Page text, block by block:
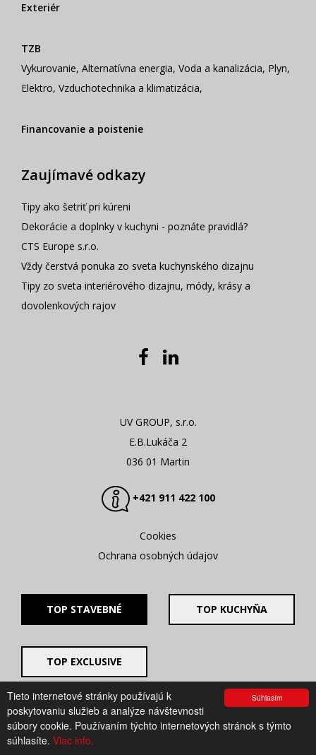
Súhlasím
Tieto internetové stránky používajú k
poskytovaniu služieb a analýze návštevnosti
súbory cookie. Používaním týchto internetových stránok s týmto
súhlasíte. Viac info.
Exteriér
TZB
Vykurovanie, Alternatívna energia, Voda a kanalizácia, Plyn,
Elektro, Vzduchotechnika a klimatizácia,
Financovanie a poistenie
Zaujímavé odkazy
Tipy ako šetriť pri kúreni
Dekorácie a doplnky v kuchyni - poznáte pravidlá?
CTS Europe s.r.o.
Vždy čerstvá ponuka zo sveta kuchynského dizajnu
Tipy zo sveta interiérového dizajnu, módy, krásy a
dovolenkových rajov
UV GROUP, s.r.o.
E.B.Lukáča 2
036 01 Martin
+421 911 422 100
Cookies
Ochrana osobných údajov
TOP STAVEBNÉ TOP KUCHYŇA
TOP EXCLUSIVE
© 2008 - 2026. UV GROUP s.r.o. |
Created by CTS Europe
s.r.o.